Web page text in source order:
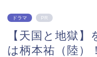
ドラマ PR
【天国と地獄
は柄本祐（陸）